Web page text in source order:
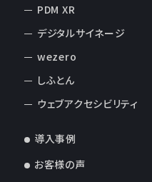
PDM XR
デジタルサイネージ
wezero
しふとん
ウェブアクセシビリティ
導入事例
お客様の声